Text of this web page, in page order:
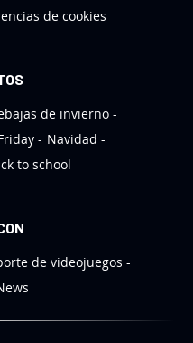
de cookies
de invierno
Navidad
to school
de videojuegos